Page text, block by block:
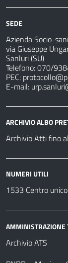
SEDE
Azienda Socio-
via Giuseppe
Sanluri (SU)
Telefono: 070/
PEC:
E-mail:
ARCHIVIO ALBO
Archivio Atti fino
NUMERI UTILI
1533 Centro
AMMINISTRAZIONE
Archivio ATS